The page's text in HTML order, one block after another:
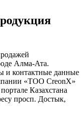
Алма-Ата.
и контактные данные
«ТОО CreonX»
Казахстана
просп. Достык,